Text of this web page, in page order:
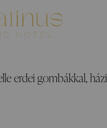
erdei gombákkal, házi